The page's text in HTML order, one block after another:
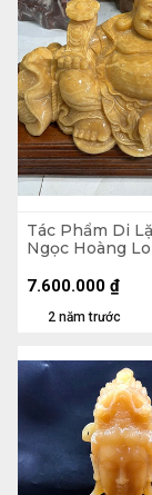
Tác Phẩm Di
Ngọc Hoàng
2 năm trước
7.600.000 ₫